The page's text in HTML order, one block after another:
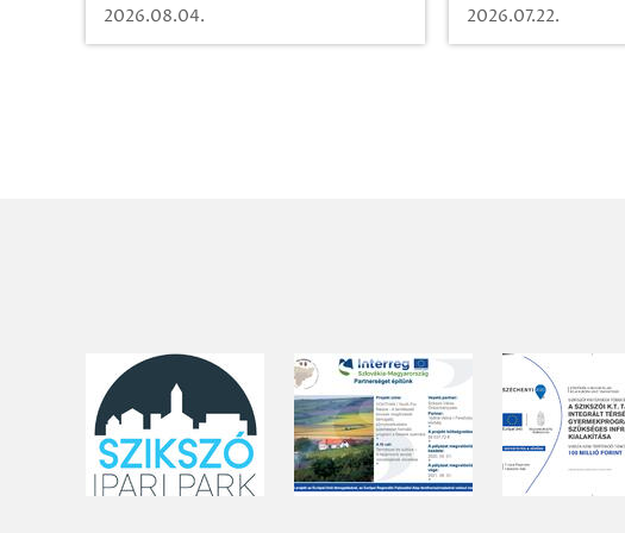
2026.08.04.
időutazásra!
2026.07.22.